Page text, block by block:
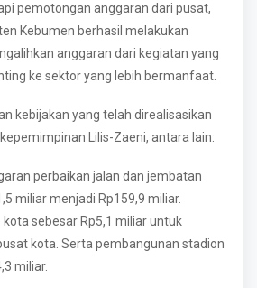
pemotongan anggaran dari pusat,
Kebumen berhasil melakukan
anggaran dari kegiatan yang
ke sektor yang lebih bermanfaat.
kebijakan yang telah direalisasikan
Lilis-Zaeni, antara lain:
perbaikan jalan dan jembatan
miliar menjadi Rp159,9 miliar.
kota sebesar Rp5,1 miliar untuk
kota. Serta pembangunan stadion
miliar.